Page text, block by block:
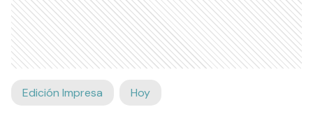
Edición Impresa Hoy